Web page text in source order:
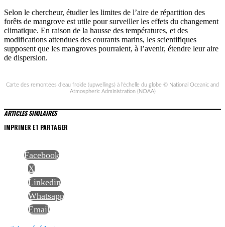
Selon le chercheur, étudier les limites de l’aire de répartition des
forêts de mangrove est utile pour surveiller les effets du changement
climatique. En raison de la hausse des températures, et des
modifications attendues des courants marins, les scientifiques
supposent que les mangroves pourraient, à l’avenir, étendre leur aire
de dispersion.
Carte des remontées d’eau froide (upwellings) à l’échelle du globe © National Oceanic and
Atmospheric Administration (NOAA)
ARTICLES SIMILAIRES
IMPRIMER ET PARTAGER
Facebook
X
Linkedin
Whatsapp
Email